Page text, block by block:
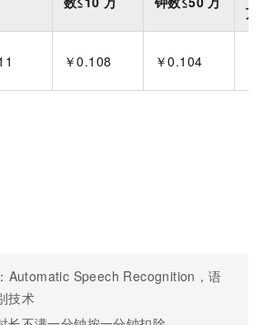
万
￥0.108 ￥0.104
Automatic Speech Recognition，语
技术